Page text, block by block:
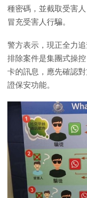
種密碼，並截取受害
冒充受害人行騙。
警方表示，現正全力
排除案件是集團式操
卡的訊息，應先確認
證保安功能。